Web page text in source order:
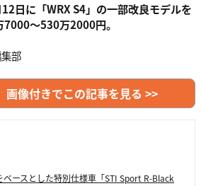
日に「WRX S4」の一部改良モデルを
〜530万2000円。
部
像付きでこの記事を見る >>
ベースとした特別仕様車「STI Sport R-Black